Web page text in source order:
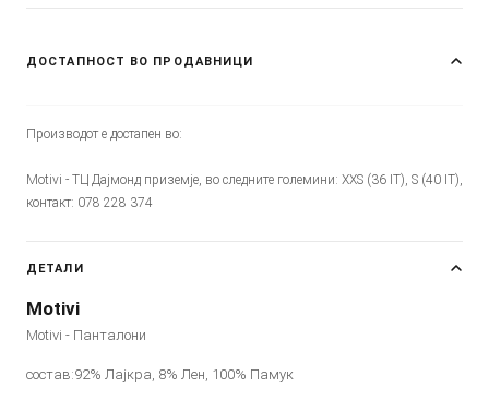
ДОСТАПНОСТ ВО ПРОДАВНИЦИ
Производот е достапен во:
Motivi - ТЦ Дајмонд приземје, во следните големини: XXS (36 IT), S (40 IT),
контакт: 078 228 374
ДЕТАЛИ
Motivi
Motivi - Панталони
состав:92% Лајкра, 8% Лен, 100% Памук